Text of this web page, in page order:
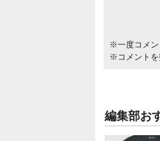
※一度コメン
※コメントを
編集部お